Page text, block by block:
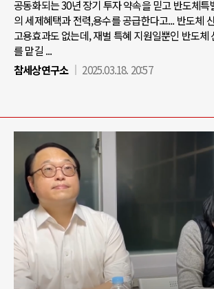
공동화되는 30년 장기 투자 약속을 믿고 반도체특
의 세제혜택과 전력,용수를 공급한다고... 반도체
고용효과도 없는데, 재벌 특혜 지원일뿐인 반도체
를 맡길 ...
참세상연구소
2025.03.18. 20:57